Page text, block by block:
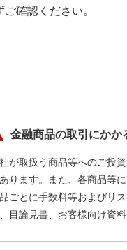
ご確認ください。
金融商品の取引にかか
が取扱う商品等へのご投
ります。また、各商品等
ごとに手数料等およびリ
目論見書、お客様向け資料